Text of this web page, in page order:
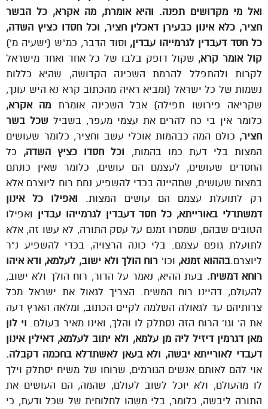
ואל מי מקדושים תפנה. והיא אומרת, מה אקרא, כל הבשר
חציר, כלא אינון כבעירן דאכלין חציר, וכל חסדו כציץ השדה,
כל חסד דעבדין לגרמייהו עבדין, וסוד הדבר, כמ”ש (ישעיה מ’)
קול אומר קרא, שקול דופק בלבו של כל אחד ואחד מישראל
לקרות ולהתפלל להרמת השכינה הקדושה, שהיא כללות
נשמות של כל ישראל (ומביא ראיה מהכתוב קרא נא היש עונך,
שקריאה פירושו תפילה) אבל השכינה אומרת מה אקרא,
כלומר אין בי כח להרים את עצמי מעפר, בשביל שכל בשר
חציר, כולם המה כבהמות אוכלי עשב וחציר, כלומר שעושים
המצות בלי דעת כמו בהמות, וכל חסדו כציץ השדה, כל
החסדים שעושים, לעצמם הם עושים, כלומר שאין כונתם
במצות שעושים, שתהיינה בכדי להשפיע נחת רוח ליוצרם אלא
רק לתועלת עצמם הם עושים המצות. ואפילו כל אינון
דמשתדלי באורייתא, כל חסד דעבדין לגרמייהו עבדין ואפילו
הטובים שבהם, שמסרו זמנם על עסק התורה, לא עשו זה, אלא
לתועלת גופם עצמם. בלי כונה הרצויה, בכדי להשפיע נ”ר
ליוצרם.בההוא זמנא, וכו’ רוח הולך ולא ישוב, לעלמא, ודא איהו
רוחא דמשיח. בעת ההיא, נאמר על הדור, רוח הולך ולא ישוב,
להעולם, דהיינו רוח המשיח. הצריך לגאול את ישראל מכל
צרותיהם עד לגאולה השלמה לקיים הכתוב, ומלאה הארץ דעה
את ה’ וגו’ הרוח הזה נסתלק לו והלך, ואינו מאיר בעולם. וי לון
מאן דגרמין דיזיל ליה מן עלמא, ולא יתוב לעלמא, דאילין אינון
דעבדי לאורייתא יבשה, ולא בעאן לאשתדלא בחכמה דקבלה.
אוי להם לאותם אנשים הגורמים, שרוחו של משיח יסתלק וילך
לו מהעולם, ולא יוכל לשוב לעולם, שהמה, הם העושים את
התורה ליבשה, כלומר, בלי משהו לחלוחית של שכל ודעת, כי